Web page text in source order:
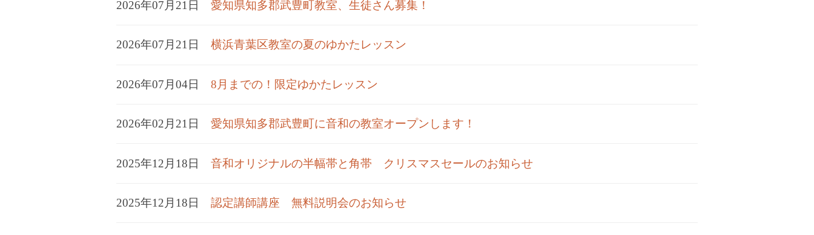
2026年07月21日 愛知県知多郡武豊町教室、生徒さん募集！
2026年07月21日 横浜青葉区教室の夏のゆかたレッスン
2026年07月04日 8月までの！限定ゆかたレッスン
2026年02月21日 愛知県知多郡武豊町に音和の教室オープンします！
2025年12月18日 音和オリジナルの半幅帯と角帯 クリスマスセールのお知らせ
2025年12月18日 認定講師講座 無料説明会のお知らせ